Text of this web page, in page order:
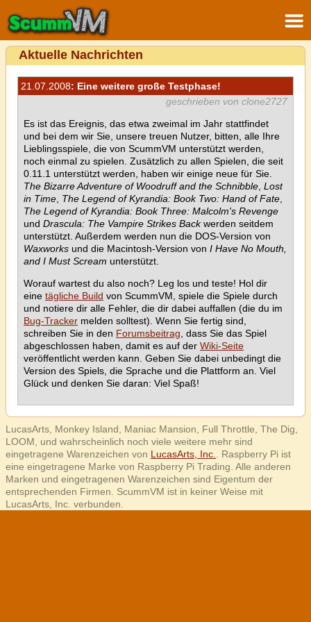
Aktuelle Nachrichten
21.07.2008: Eine weitere große Testphase!
geschrieben von clone2727
Es ist das Ereignis, das etwa zweimal im Jahr stattfindet
und bei dem wir Sie, unsere treuen Nutzer, bitten, alle Ihre
Lieblingsspiele, die von ScummVM unterstützt werden,
noch einmal zu spielen. Zusätzlich zu allen Spielen, die seit
0.11.1 unterstützt werden, haben wir einige neue für Sie.
The Bizarre Adventure of Woodruff and the Schnibble Lost
in Time The Legend of Kyrandia: Book Two: Hand of Fate
The Legend of Kyrandia: Book Three: Malcolm's Revenge
und Drascula: The Vampire Strikes Backwerden seitdem
unterstützt. Außerdem werden nun die DOS-Version von
Waxworks und die Macintosh-Version von I Have No Mouth,
and I Must Scream unterstützt.
Worauf wartest du also noch? Leg los und teste! Hol dir
eine tägliche Build von ScummVM, spiele die Spiele durch
und notiere dir alle Fehler, die dir dabei auffallen (die du im
Bug-Tracker melden solltest). Wenn Sie fertig sind,
schreiben Sie in den Forumsbeitrag , dass Sie das Spiel
abgeschlossen haben, damit es auf der Wiki-Seite
veröffentlicht werden kann. Geben Sie dabei unbedingt die
Version des Spiels, die Sprache und die Plattform an. Viel
Glück und denken Sie daran: Viel Spaß!
LucasArts, Monkey Island, Maniac Mansion, Full Throttle, The Dig,
LOOM, und wahrscheinlich noch viele weitere mehr sind
eingetragene Warenzeichen von LucasArts, Inc.
. Raspberry Pi ist
eine eingetragene Marke von Raspberry Pi Trading. Alle anderen
Marken und eingetragenen Warenzeichen sind Eigentum der
entsprechenden Firmen. ScummVM ist in keiner Weise mit
LucasArts, Inc. verbunden.